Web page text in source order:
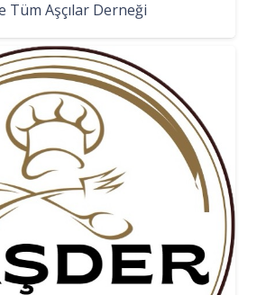
Tüm Aşçılar Derneği